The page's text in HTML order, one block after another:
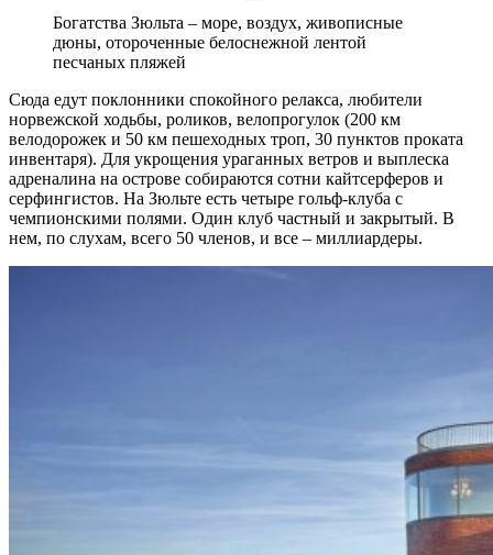
Богатства Зюльта – море, воздух, живописные
дюны, отороченные белоснежной лентой
песчаных пляжей
Сюда едут поклонники спокойного релакса, любители
норвежской ходьбы, роликов, велопрогулок (200 км
велодорожек и 50 км пешеходных троп, 30 пунктов проката
инвентаря). Для укрощения ураганных ветров и выплеска
адреналина на острове собираются сотни кайтсерферов и
серфингистов. На Зюльте есть четыре гольф-клуба с
чемпионскими полями. Один клуб частный и закрытый. В
нем, по слухам, всего 50 членов, и все – миллиардеры.